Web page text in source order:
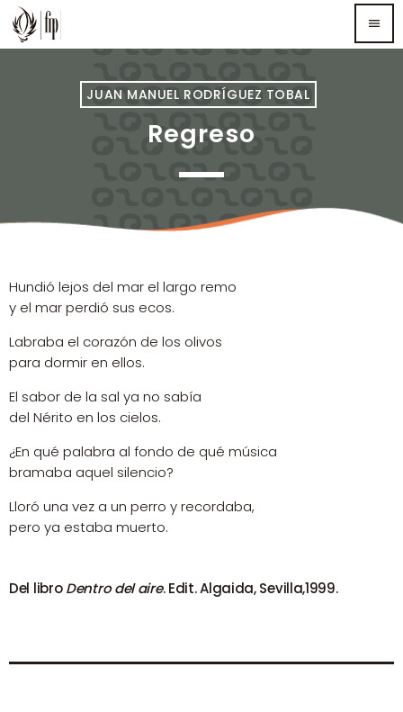
menu
TOP READING
Sorry, there is nothing for the moment.
JUAN MANUEL RODRÍGUEZ TOBAL
Regreso
Hundió lejos del mar el largo remo
y el mar perdió sus ecos.
Labraba el corazón de los olivos
para dormir en ellos.
El sabor de la sal ya no sabía
del Nérito en los cielos.
¿En qué palabra al fondo de qué música
bramaba aquel silencio?
Lloró una vez a un perro y recordaba,
pero ya estaba muerto.
Del libroDentro del aire. Edit. Algaida, Sevilla,1999.